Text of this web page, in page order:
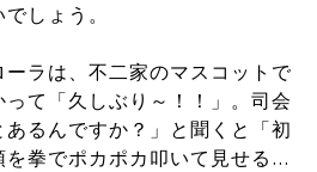
しょう。
ラは、不二家のマスコットで
て「久しぶり～！！」。司会
るんですか？」と聞くと「初
を拳でポカポカ叩いて見せる…